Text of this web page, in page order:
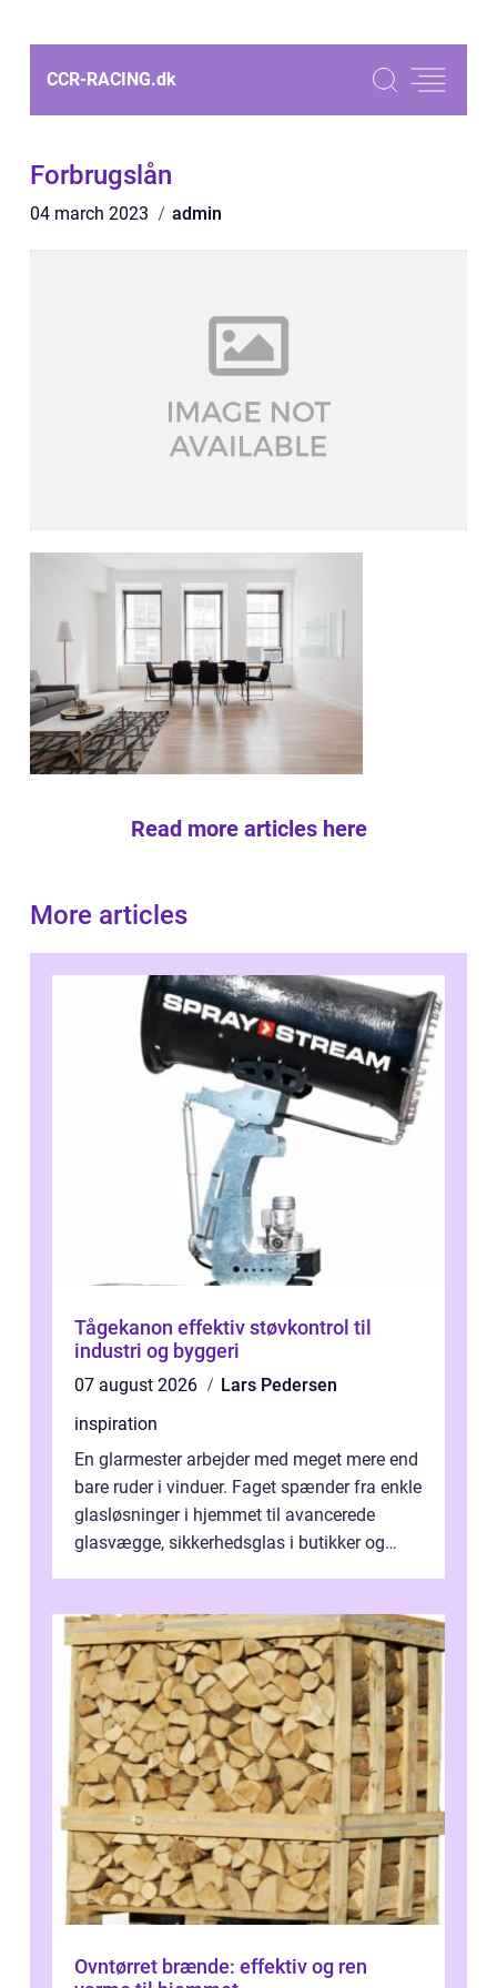
CCR-RACING.dk
Forbrugslån
04 march 2023 admin
Read more articles here
More articles
Tågekanon effektiv støvkontrol til
industri og byggeri
07 august 2026
Lars Pedersen
inspiration
En glarmester arbejder med meget mere end
bare ruder i vinduer. Faget spænder fra enkle
glasløsninger i hjemmet til avancerede
glasvægge, sikkerhedsglas i butikker og
Ovntørret brænde: effektiv og ren